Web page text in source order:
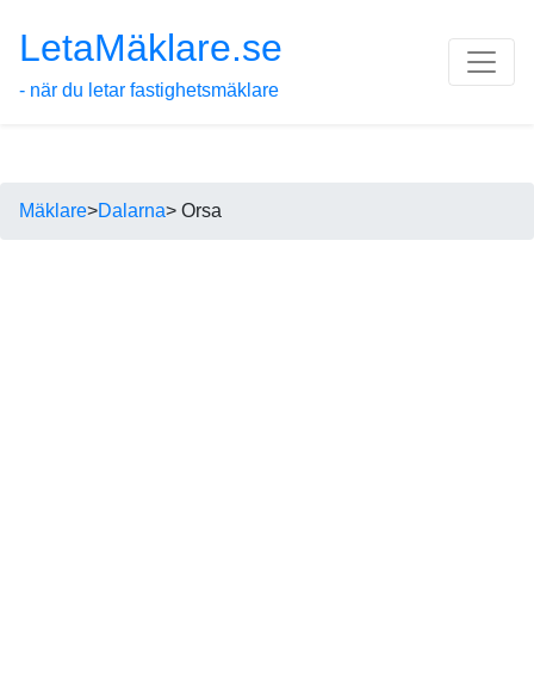
LetaMäklare.se
- när du letar fastighetsmäklare
Mäklare>Dalarna> Orsa